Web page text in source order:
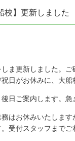
校】更新しました
ま更新しました。ご
日がお休みに、大
日ご案内します。急
はお休みいたしま
受付スタッフまでご